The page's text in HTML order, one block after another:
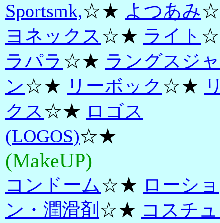
Sportsmk,☆★ よつあみ
ヨネックス☆★ ライト
ラパラ ☆★ ラングスジ
ン☆★ リーボック ☆★
クス☆★ ロゴス
(LOGOS)☆★
(MakeUP)
コンドーム☆★ ローショ
ン・潤滑剤 ☆★ コスチ